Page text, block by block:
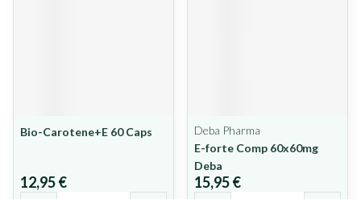
Bio-Carotene+E 60 Caps
12,95 €
Deba Pharma
E-forte Comp 60x60mg
Deba
15,95 €